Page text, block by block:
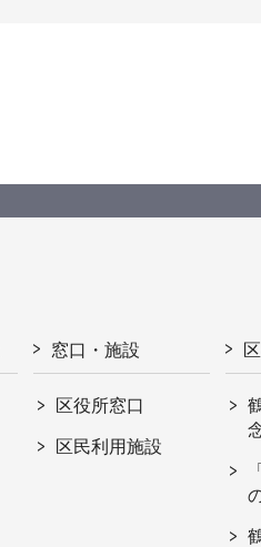
窓口・施設
区役所窓口
区民利用施設